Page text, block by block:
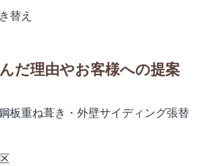
替え
だ理由やお客様への提案
板重ね葺き・外壁サイディング張替